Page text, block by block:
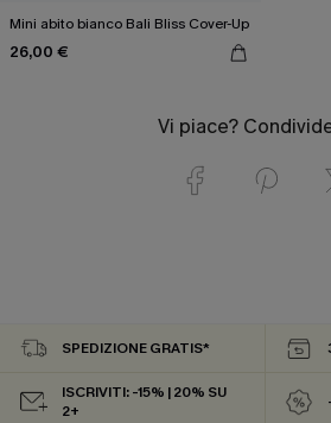
Mini abito bianco Bali Bliss Cover-Up
26,00 €
Vi piace?
SPEDIZIONE GRATIS*
ISCRIVITI: -15% | 20% SU
2+